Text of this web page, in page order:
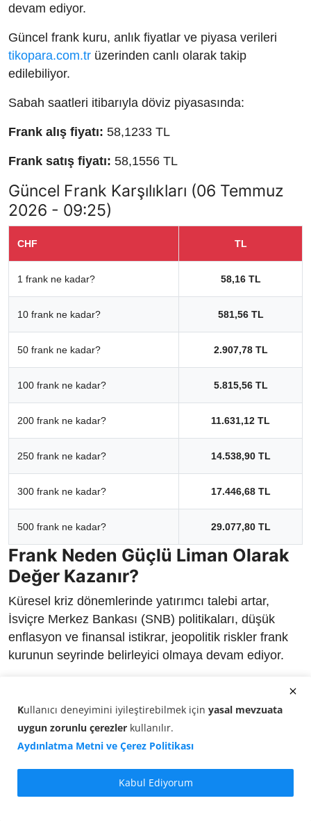
devam ediyor.
Güncel frank kuru, anlık fiyatlar ve piyasa verileri
tikopara.com.tr üzerinden canlı olarak takip
edilebiliyor.
Sabah saatleri itibarıyla döviz piyasasında:
Frank alış fiyatı: 58,1233 TL
Frank satış fiyatı: 58,1556 TL
Güncel Frank Karşılıkları (06 Temmuz
2026 - 09:25)
CHF TL
1 frank ne kadar? 58,16 TL
10 frank ne kadar? 581,56 TL
50 frank ne kadar? 2.907,78 TL
100 frank ne kadar? 5.815,56 TL
200 frank ne kadar? 11.631,12 TL
250 frank ne kadar? 14.538,90 TL
300 frank ne kadar? 17.446,68 TL
500 frank ne kadar? 29.077,80 TL
Frank Neden Güçlü Liman Olarak
Değer Kazanır?
Küresel kriz dönemlerinde yatırımcı talebi artar,
İsviçre Merkez Bankası (SNB) politikaları, düşük
enflasyon ve finansal istikrar, jeopolitik riskler frank
kurunun seyrinde belirleyici olmaya devam ediyor.
Kullanıcı deneyimini iyileştirebilmek için yasal mevzuata
uygun zorunlu çerezler kullanılır.
Aydınlatma Metni ve Çerez Politikası
Kabul Ediyorum